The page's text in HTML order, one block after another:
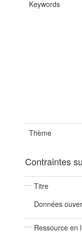
Keywords
Thème
Contraintes
Titre
Données
Ressource en